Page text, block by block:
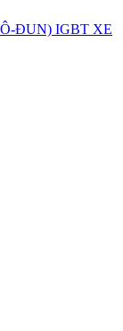
ĐUN) IGBT XE